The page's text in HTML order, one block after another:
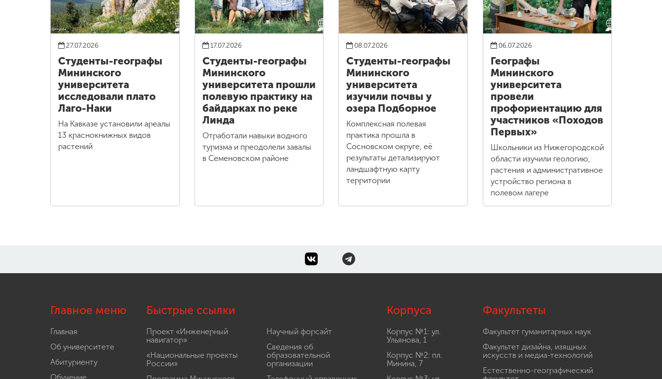
27.07.2026
Студенты-географы
Мининского
университета
исследовали плато
Лаго-Наки
На Кавказе установили ареалы
13 краснокнижных видов
растений
17.07.2026
Студенты-географы
Мининского
университета прошли
полевую практику на
байдарках по реке
Линда
Отработали навыки водного
туризма и преодолели завалы
в Семеновском районе
08.07.2026
Студенты-географы
Мининского
университета
изучили почвы у
озера Подборное
Комплексная полевая
практика прошла в
Сосновском округе, её
результаты детализируют
ландшафтную карту
территории
06.07.2026
Географы
Мининского
университета
провели
профориентацию для
участников «Походов
Первых»
Школьники из Нижегородской
области изучили геологию,
растения и административное
устройство региона в
полевом лагере
Главное меню
Главная
Об университете
Абитуриенту
Быстрые ссылки
Проект «Инженерный
навигатор»
«Национальные проекты
России»
Научный форсайт
Сведения об
образовательной
организации
Корпуса
Корпус №1: ул.
Ульянова, 1
Корпус №2: пл.
Минина, 7
Факультеты
Факультет гуманитарных наук
Факультет дизайна, изящных
искусств и медиа-технологий
Естественно-географический